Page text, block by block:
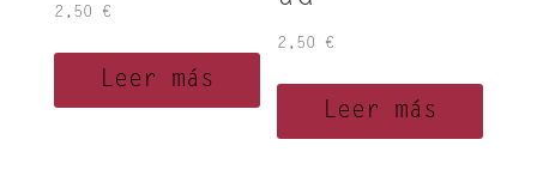
2,50 €
Leer más
2,50 €
Leer más